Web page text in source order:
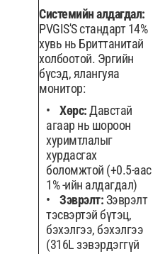
Системийн алдагдал:
PVGIS'S стандарт 14%
хувь нь Бриттанитай
холбоотой. Эргийн
бүсэд, ялангуяа
монитор:
Хөрс:Давстай
агаар нь шороон
хуримтлалыг
хурдасгах
боломжтой (+0.5-аас
1% -ийн алдагдал)
Зэврэлт:Зэврэлт
тэсвэртэй бүтэц,
бэхэлгээ, бэхэлгээ
(316L зэвэрдэггүй